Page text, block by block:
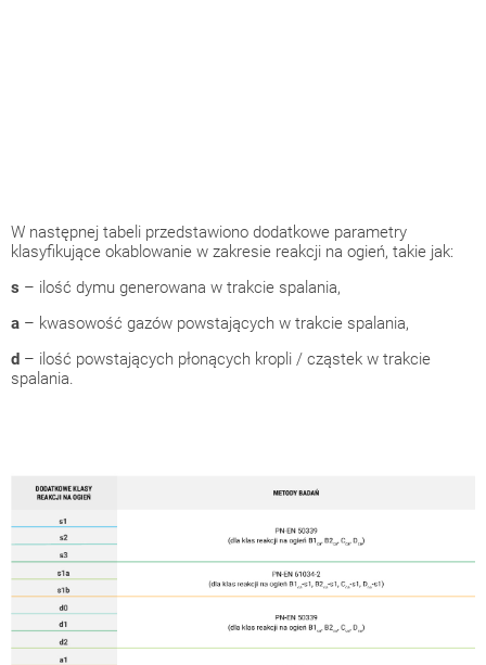
W następnej tabeli przedstawiono dodatkowe parametry
klasyfikujące okablowanie w zakresie reakcji na ogień, takie jak:
s – ilość dymu generowana w trakcie spalania,
a – kwasowość gazów powstających w trakcie spalania,
d – ilość powstających płonących kropli / cząstek w trakcie
spalania.